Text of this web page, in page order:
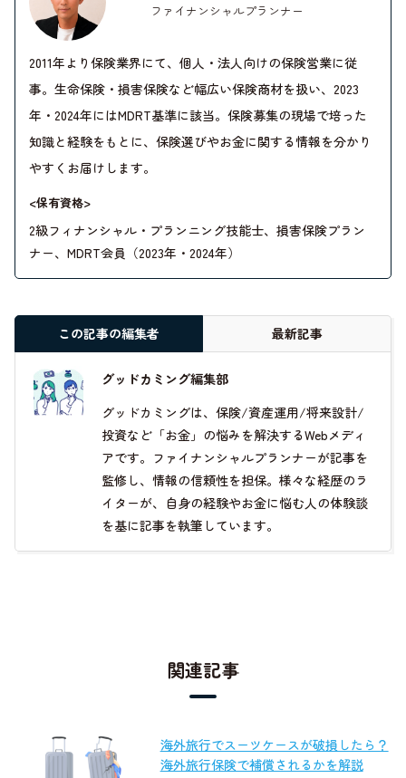
ファイナンシャルプランナー
2011年より保険業界にて、個人・法人向けの保険営業に従
事。生命保険・損害保険など幅広い保険商材を扱い、2023
年・2024年にはMDRT基準に該当。保険募集の現場で培った
知識と経験をもとに、保険選びやお金に関する情報を分かり
やすくお届けします。
<保有資格>
2級フィナンシャル・プランニング技能士、損害保険プラン
ナー、MDRT会員（2023年・2024年）
この記事の編集者 最新記事
グッドカミング編集部
グッドカミングは、保険/資産運用/将来設計/
投資など「お金」の悩みを解決するWebメディ
アです。ファイナンシャルプランナーが記事を
監修し、情報の信頼性を担保。様々な経歴のラ
イターが、自身の経験やお金に悩む人の体験談
を基に記事を執筆しています。
関連記事
海外旅行でスーツケースが破損したら？
海外旅行保険で補償されるかを解説